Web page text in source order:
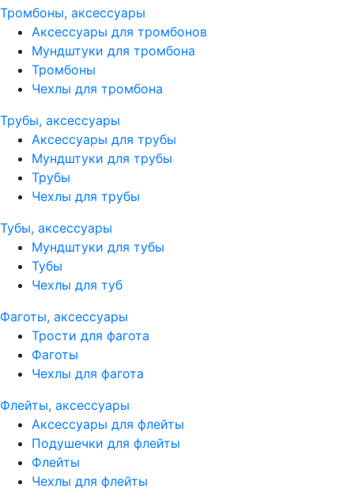
Тромбоны, аксессуары
Аксессуары для тромбонов
Мундштуки для тромбона
Тромбоны
Чехлы для тромбона
Трубы, аксессуары
Аксессуары для трубы
Мундштуки для трубы
Трубы
Чехлы для трубы
Тубы, аксессуары
Мундштуки для тубы
Тубы
Чехлы для туб
Фаготы, аксессуары
Трости для фагота
Фаготы
Чехлы для фагота
Флейты, аксессуары
Аксессуары для флейты
Подушечки для флейты
Флейты
Чехлы для флейты